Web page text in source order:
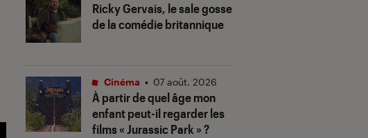
Ricky Gervais, le sale gosse
de la comédie britannique
À partir de quel âge mon
enfant peut-il regarder les
films « Jurassic Park » ?
Cinéma • 07 août. 2026